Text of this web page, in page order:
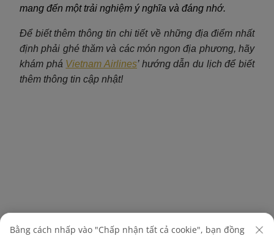
mang đến một trải nghiệm ý nghĩa và đáng nhớ.
Để biết thêm thông tin chi tiết về những địa điểm nhất
định phải ghé thăm và các món ngon địa phương, hãy
khám phá Vietnam Airlines’ hướng dẫn du lịch để biết
thêm thông tin cập nhật!
Bằng cách nhấp vào "Chấp nhận tất cả cookie", bạn đồng